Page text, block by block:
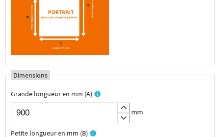
Dimensions
Grande longueur en mm (A) info
keyboard_arrow_up
keyboard_arrow_down mm
Petite longueur en mm (B) info